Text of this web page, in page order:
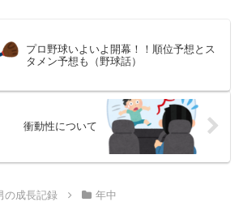
プロ野球いよいよ開幕！！順位予想とス
タメン予想も（野球話）
衝動性について
の成長記録 年中